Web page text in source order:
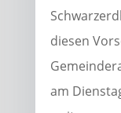
diesen
am